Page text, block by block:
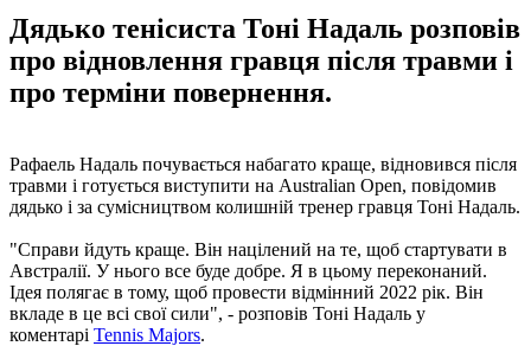
Дядько тенісиста Тоні Надаль розповів
про відновлення гравця після травми і
про терміни повернення.
Рафаель Надаль почувається набагато краще, відновився після
травми і готується виступити на Australian Open, повідомив
дядько і за сумісництвом колишній тренер гравця Тоні Надаль.
"Справи йдуть краще. Він націлений на те, щоб стартувати в
Австралії. У нього все буде добре. Я в цьому переконаний.
Ідея полягає в тому, щоб провести відмінний 2022 рік. Він
вкладе в це всі свої сили", - розповів Тоні Надаль у
коментарі Tennis Majors.